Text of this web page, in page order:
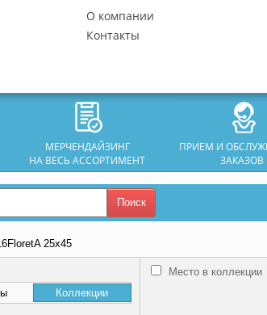
О компании
Контакты
МЕРЧЕНДАЙЗИНГ
НА ВЕСЬ АССОРТИМЕНТ
ПРИЕМ И
ЗАКАЗОВ
Поиск
25х45
Коллекции
Место в коллекции